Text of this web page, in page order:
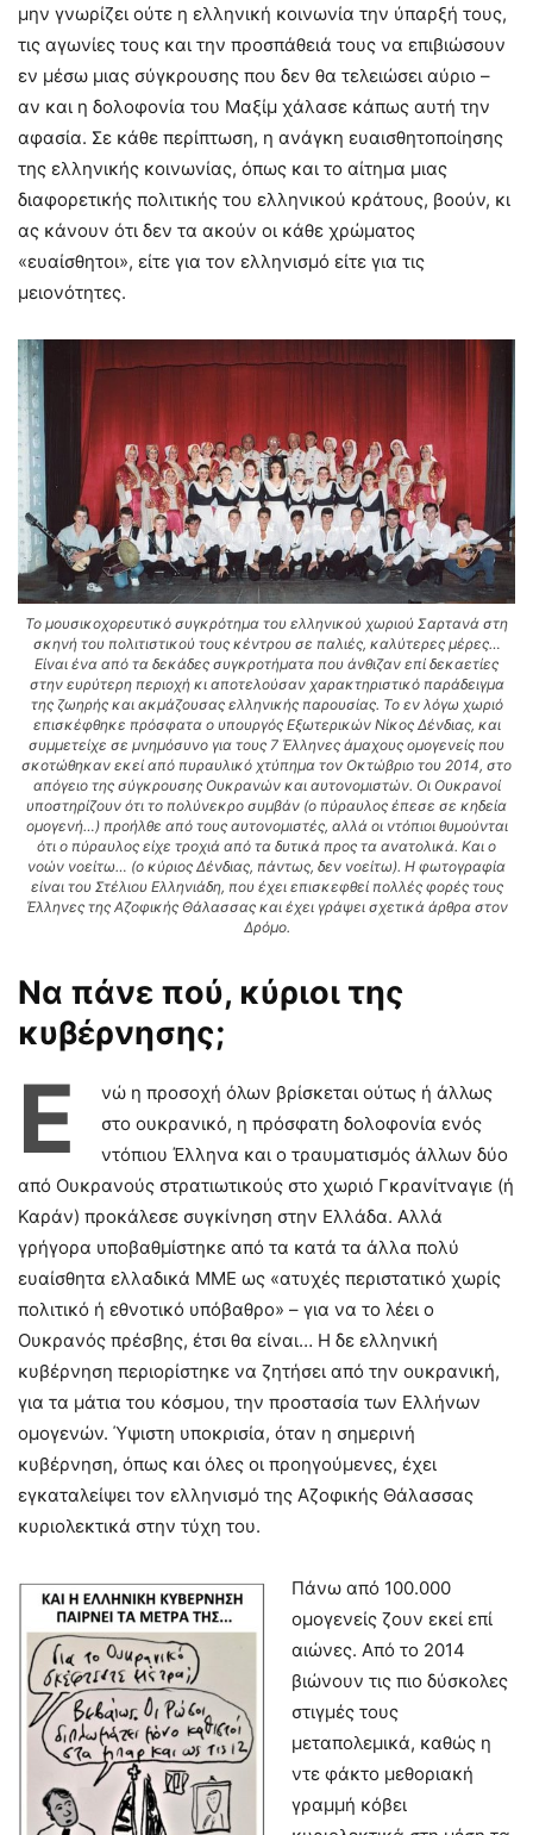
μην γνωρίζει ούτε η ελληνική κοινωνία την ύπαρξή τους,
τις αγωνίες τους και την προσπάθειά τους να επιβιώσουν
εν μέσω μιας σύγκρουσης που δεν θα τελειώσει αύριο –
αν και η δολοφονία του Μαξίμ χάλασε κάπως αυτή την
αφασία. Σε κάθε περίπτωση, η ανάγκη ευαισθητοποίησης
της ελληνικής κοινωνίας, όπως και το αίτημα μιας
διαφορετικής πολιτικής του ελληνικού κράτους, βοούν, κι
ας κάνουν ότι δεν τα ακούν οι κάθε χρώματος
«ευαίσθητοι», είτε για τον ελληνισμό είτε για τις
μειονότητες.
Το μουσικοχορευτικό συγκρότημα του ελληνικού χωριού Σαρτανά στη
σκηνή του πολιτιστικού τους κέντρου σε παλιές, καλύτερες μέρες…
Είναι ένα από τα δεκάδες συγκροτήματα που άνθιζαν επί δεκαετίες
στην ευρύτερη περιοχή κι αποτελούσαν χαρακτηριστικό παράδειγμα
της ζωηρής και ακμάζουσας ελληνικής παρουσίας. Το εν λόγω χωριό
επισκέφθηκε πρόσφατα ο υπουργός Εξωτερικών Νίκος Δένδιας, και
συμμετείχε σε μνημόσυνο για τους 7 Έλληνες άμαχους ομογενείς που
σκοτώθηκαν εκεί από πυραυλικό χτύπημα τον Οκτώβριο του 2014, στο
απόγειο της σύγκρουσης Ουκρανών και αυτονομιστών. Οι Ουκρανοί
υποστηρίζουν ότι το πολύνεκρο συμβάν (ο πύραυλος έπεσε σε κηδεία
ομογενή…) προήλθε από τους αυτονομιστές, αλλά οι ντόπιοι θυμούνται
ότι ο πύραυλος είχε τροχιά από τα δυτικά προς τα ανατολικά. Και ο
νοών νοείτω… (ο κύριος Δένδιας, πάντως, δεν νοείτω). Η φωτογραφία
είναι του Στέλιου Ελληνιάδη, που έχει επισκεφθεί πολλές φορές τους
Έλληνες της Αζοφικής Θάλασσας και έχει γράψει σχετικά άρθρα στον
Δρόμο.
Να πάνε πού, κύριοι της
κυβέρνησης;
Ε
νώ η προσοχή όλων βρίσκεται ούτως ή άλλως
στο ουκρανικό, η πρόσφατη δολοφονία ενός
ντόπιου Έλληνα και ο τραυματισμός άλλων δύο
από Ουκρανούς στρατιωτικούς στο χωριό Γκρανίτναγιε (ή
Καράν) προκάλεσε συγκίνηση στην Ελλάδα. Αλλά
γρήγορα υποβαθμίστηκε από τα κατά τα άλλα πολύ
ευαίσθητα ελλαδικά ΜΜΕ ως «ατυχές περιστατικό χωρίς
πολιτικό ή εθνοτικό υπόβαθρο» – για να το λέει ο
Ουκρανός πρέσβης, έτσι θα είναι… Η δε ελληνική
κυβέρνηση περιορίστηκε να ζητήσει από την ουκρανική,
για τα μάτια του κόσμου, την προστασία των Ελλήνων
ομογενών. Ύψιστη υποκρισία, όταν η σημερινή
κυβέρνηση, όπως και όλες οι προηγούμενες, έχει
εγκαταλείψει τον ελληνισμό της Αζοφικής Θάλασσας
κυριολεκτικά στην τύχη του.
Πάνω από 100.000
ομογενείς ζουν εκεί επί
αιώνες. Από το 2014
βιώνουν τις πιο δύσκολες
στιγμές τους
μεταπολεμικά, καθώς η
ντε φάκτο μεθοριακή
γραμμή κόβει